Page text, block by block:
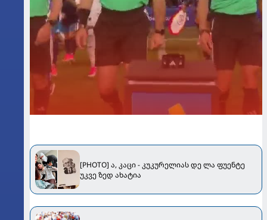
[PHOTO] ა, კაცი - კუკურელიას დე ლა ფუენტე
უკვე ზედ ახატია